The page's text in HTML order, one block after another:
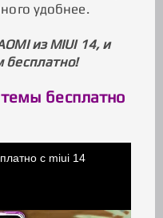
удобнее.
из MIUI 14, и
бесплатно!
бесплатно